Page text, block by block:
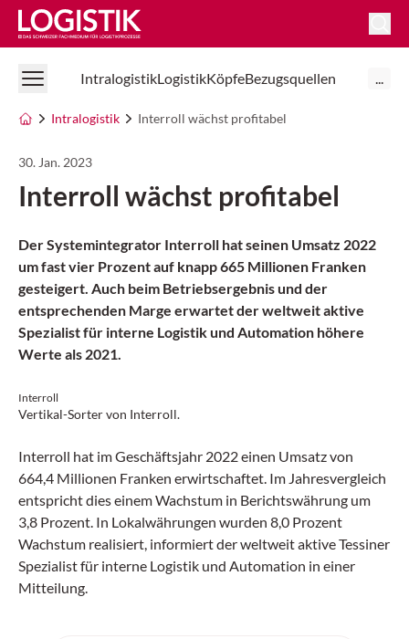
Logistik Online
IntralogistikLogistikKöpfeBezugsquellen ...
Intralogistik Interroll wächst profitabel
30. Jan. 2023
Interroll wächst profitabel
Der Systemintegrator Interroll hat seinen Umsatz 2022
um fast vier Prozent auf knapp 665 Millionen Franken
gesteigert. Auch beim Betriebsergebnis und der
entsprechenden Marge erwartet der weltweit aktive
Spezialist für interne Logistik und Automation höhere
Werte als 2021.
Interroll
Vertikal-Sorter von Interroll.
Interroll hat im Geschäftsjahr 2022 einen Umsatz von
664,4 Millionen Franken erwirtschaftet. Im Jahresvergleich
entspricht dies einem Wachstum in Berichtswährung um
3,8 Prozent. In Lokalwährungen wurden 8,0 Prozent
Wachstum realisiert, informiert der weltweit aktive Tessiner
Spezialist für interne Logistik und Automation in einer
Mitteilung.